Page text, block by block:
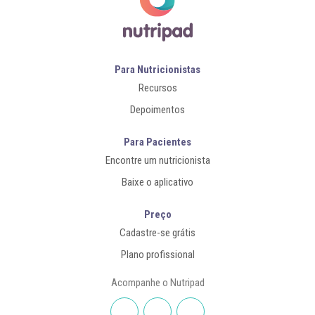
Para Nutricionistas
Recursos
Depoimentos
Para Pacientes
Encontre um nutricionista
Baixe o aplicativo
Preço
Cadastre-se grátis
Plano profissional
Acompanhe o Nutripad